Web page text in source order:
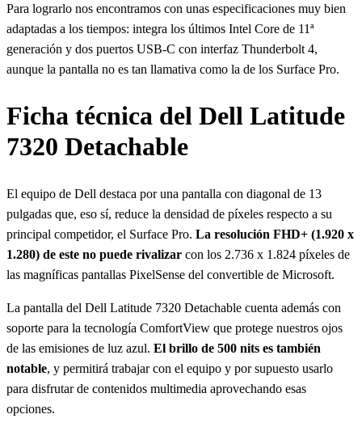
Para lograrlo nos encontramos con unas especificaciones muy bien
adaptadas a los tiempos: integra los últimos Intel Core de 11ª
generación y dos puertos USB-C con interfaz Thunderbolt 4,
aunque la pantalla no es tan llamativa como la de los Surface Pro.
Ficha técnica del Dell Latitude
7320 Detachable
El equipo de Dell destaca por una pantalla con diagonal de 13
pulgadas que, eso sí, reduce la densidad de píxeles respecto a su
principal competidor, el Surface Pro. La resolución FHD+ (1.920 x
1.280) de este no puede rivalizar con los 2.736 x 1.824 píxeles de
las magníficas pantallas PixelSense del convertible de Microsoft.
La pantalla del Dell Latitude 7320 Detachable cuenta además con
soporte para la tecnología ComfortView que protege nuestros ojos
de las emisiones de luz azul. El brillo de 500 nits es también
notable, y permitirá trabajar con el equipo y por supuesto usarlo
para disfrutar de contenidos multimedia aprovechando esas
opciones.